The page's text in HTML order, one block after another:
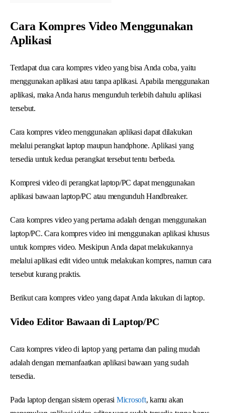
Cara Kompres Video Menggunakan
Aplikasi
Terdapat dua cara kompres video yang bisa Anda coba, yaitu
menggunakan aplikasi atau tanpa aplikasi. Apabila menggunakan
aplikasi, maka Anda harus mengunduh terlebih dahulu aplikasi
tersebut.
Cara kompres video menggunakan aplikasi dapat dilakukan
melalui perangkat laptop maupun handphone. Aplikasi yang
tersedia untuk kedua perangkat tersebut tentu berbeda.
Kompresi video di perangkat laptop/PC dapat menggunakan
aplikasi bawaan laptop/PC atau mengunduh Handbreaker.
Cara kompres video yang pertama adalah dengan menggunakan
laptop/PC. Cara kompres video ini menggunakan aplikasi khusus
untuk kompres video. Meskipun Anda dapat melakukannya
melalui aplikasi edit video untuk melakukan kompres, namun cara
tersebut kurang praktis.
Berikut cara kompres video yang dapat Anda lakukan di laptop.
Video Editor Bawaan di Laptop/PC
Cara kompres video di laptop yang pertama dan paling mudah
adalah dengan memanfaatkan aplikasi bawaan yang sudah
tersedia.
Pada laptop dengan sistem operasi Microsoft, kamu akan